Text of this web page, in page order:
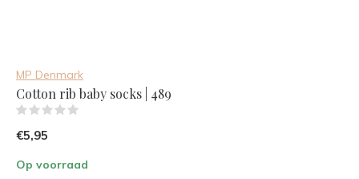
MP Denmark
Cotton rib baby socks | 489
€5,95
Op voorraad